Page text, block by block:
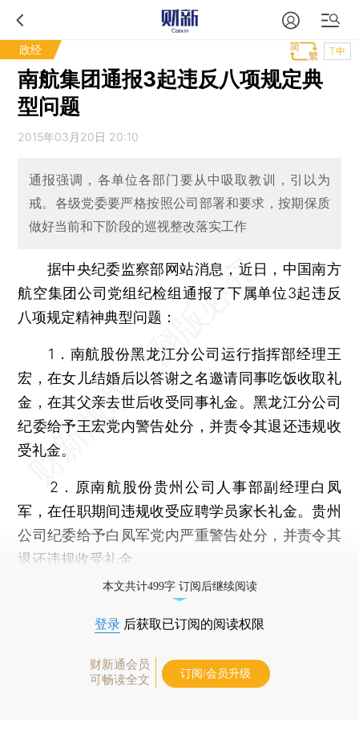
政经 T中
南航集团通报3起违反八项规定典
型问题
2015年03月20日 20:10
通报强调，各单位各部门要从中吸取教训，引以为
戒。各级党委要严格按照公司部署和要求，按期保质
做好当前和下阶段的巡视整改落实工作
据中央纪委监察部网站消息，近日，中国南方
航空集团公司党组纪检组通报了下属单位3起违反
八项规定精神典型问题：
1．南航股份黑龙江分公司运行指挥部经理王
宏，在女儿结婚后以答谢之名邀请同事吃饭收取礼
金，在其父亲去世后收受同事礼金。黑龙江分公司
纪委给予王宏党内警告处分，并责令其退还违规收
受礼金。
2．原南航股份贵州公司人事部副经理白凤
军，在任职期间违规收受应聘学员家长礼金。贵州
公司纪委给予白凤军党内严重警告处分，并责令其
退还违规收受礼金。
本文共计499字 订阅后继续阅读
登录 后获取已订阅的阅读权限
财新通会员
可畅读全文
订阅/会员升级